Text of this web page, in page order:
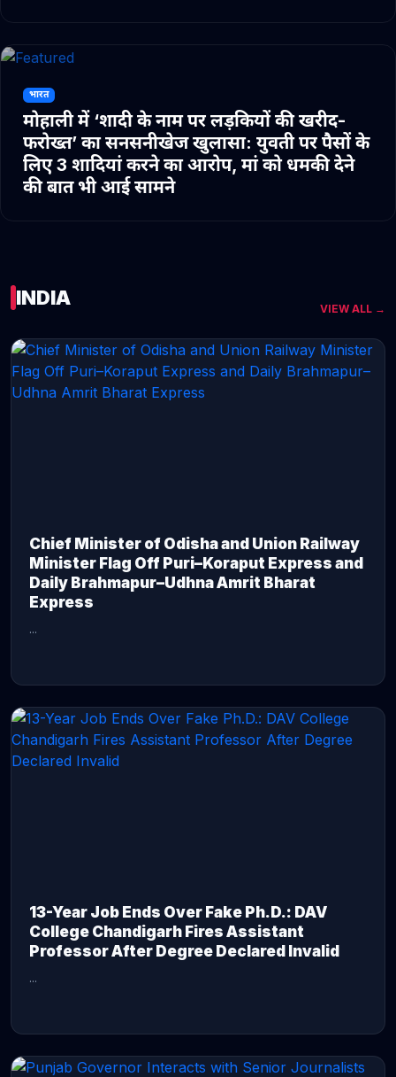
भारत
मोहाली में ‘शादी के नाम पर लड़कियों की खरीद-
फरोख्त’ का सनसनीखेज खुलासा: युवती पर पैसों के
लिए 3 शादियां करने का आरोप, मां को धमकी देने
की बात भी आई सामने
INDIA VIEW ALL →
Chief Minister of Odisha and Union Railway
Minister Flag Off Puri–Koraput Express and
Daily Brahmapur–Udhna Amrit Bharat
Express
...
13-Year Job Ends Over Fake Ph.D.: DAV
College Chandigarh Fires Assistant
Professor After Degree Declared Invalid
...